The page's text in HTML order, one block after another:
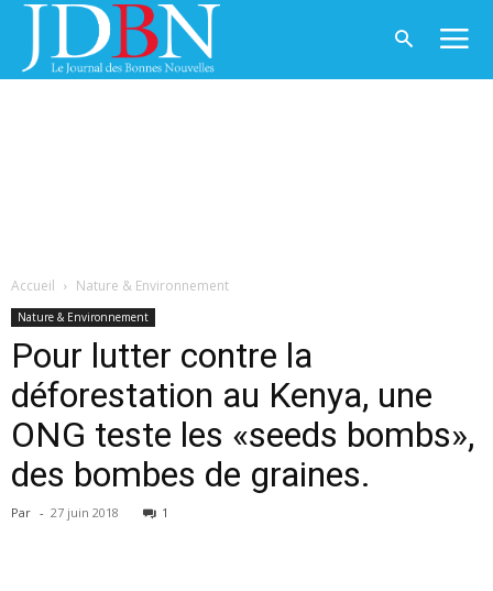
Accueil Nature & Environnement
Nature & Environnement
Pour lutter contre la
déforestation au Kenya, une
ONG teste les «seeds bombs»,
des bombes de graines.
Par - 27 juin 2018 1